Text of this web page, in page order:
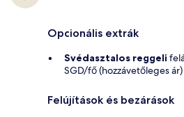
Opcionális extrák
Svédasztalos reggeli
SGD/fő (hozzávetőleges ár)
Felújítások és bezárások